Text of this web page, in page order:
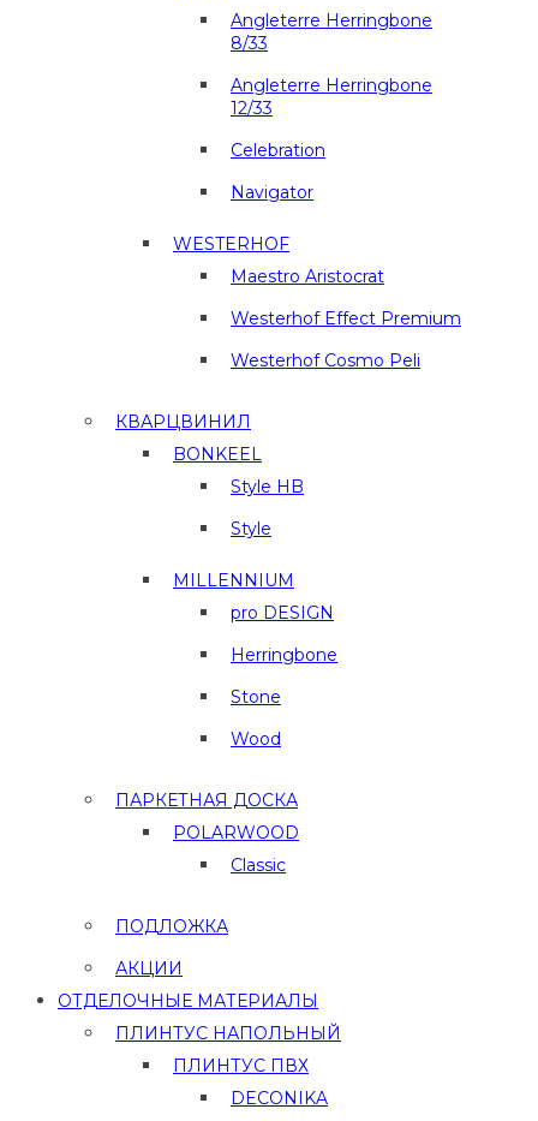
Angleterre Herringbone
8/33
Angleterre Herringbone
12/33
Celebration
Navigator
WESTERHOF
Maestro Aristocrat
Westerhof Effect Premium
Westerhof Cosmo Peli
КВАРЦВИНИЛ
BONKEEL
Style HB
Style
MILLENNIUM
pro DESIGN
Herringbone
Stone
Wood
ПАРКЕТНАЯ ДОСКА
POLARWOOD
Classic
ПОДЛОЖКА
АКЦИИ
ОТДЕЛОЧНЫЕ МАТЕРИАЛЫ
ПЛИНТУС НАПОЛЬНЫЙ
ПЛИНТУС ПВХ
DECONIKA